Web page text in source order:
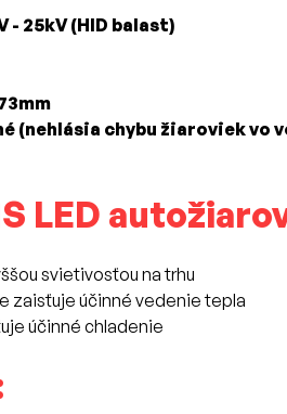
- 25kV (HID balast)
(nehlásia chybu žiaroviek vo
LED
svietivosťou na trhu
zaisťuje účinné vedenie tepla
účinné chladenie